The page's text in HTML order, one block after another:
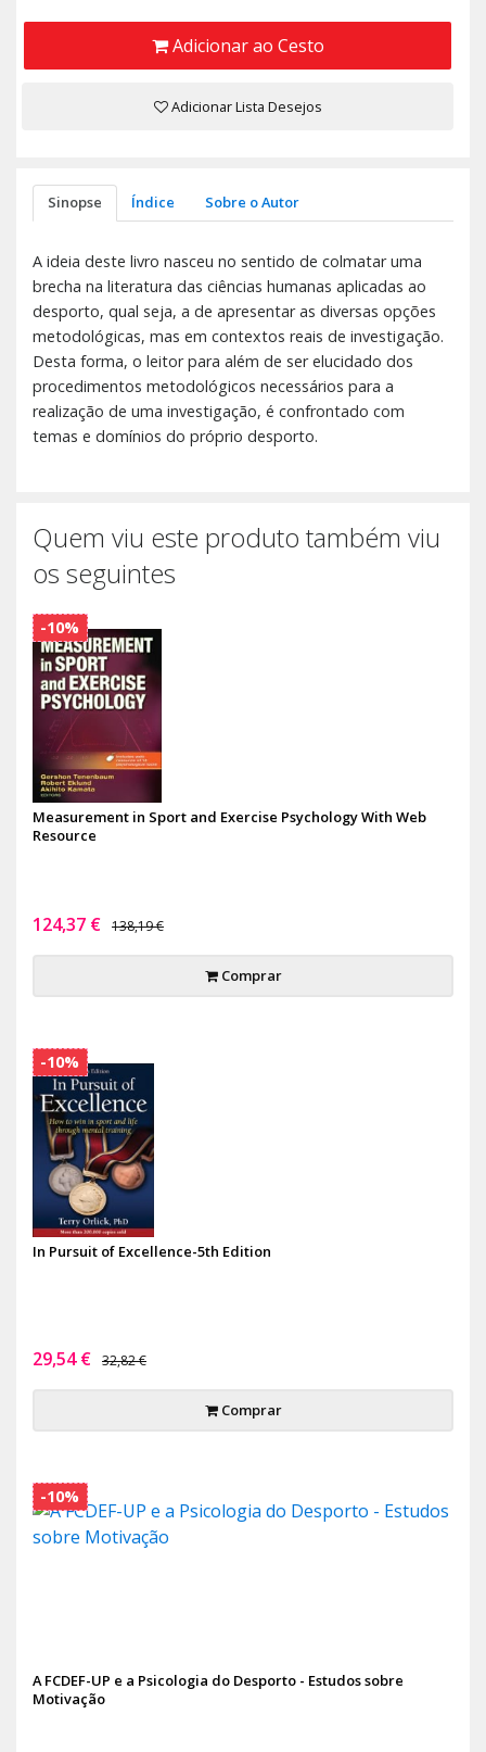
Adicionar ao Cesto
Adicionar Lista Desejos
Sinopse Índice Sobre o Autor
A ideia deste livro nasceu no sentido de colmatar uma
brecha na literatura das ciências humanas aplicadas ao
desporto, qual seja, a de apresentar as diversas opções
metodológicas, mas em contextos reais de investigação.
Desta forma, o leitor para além de ser elucidado dos
procedimentos metodológicos necessários para a
realização de uma investigação, é confrontado com
temas e domínios do próprio desporto.
Quem viu este produto também viu
os seguintes
Measurement in Sport and Exercise Psychology With Web
Resource
124,37 € 138,19 €
Comprar
-10%
In Pursuit of Excellence-5th Edition
29,54 € 32,82 €
Comprar
-10%
A FCDEF-UP e a Psicologia do Desporto - Estudos sobre
Motivação
-10%